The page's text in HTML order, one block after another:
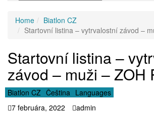
Home
Biatlon CZ
Startovní listina – vytrvalostní závod –
Startovní listina –
závod – muži – ZOH
Biatlon CZ Čeština Languages
7 februára, 2022
admin